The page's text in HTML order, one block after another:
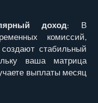
доход: В
комиссий,
стабильный
ваша матрица
выплаты месяц